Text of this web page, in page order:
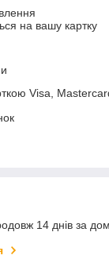
на вашу картку
Visa,
14 днів за